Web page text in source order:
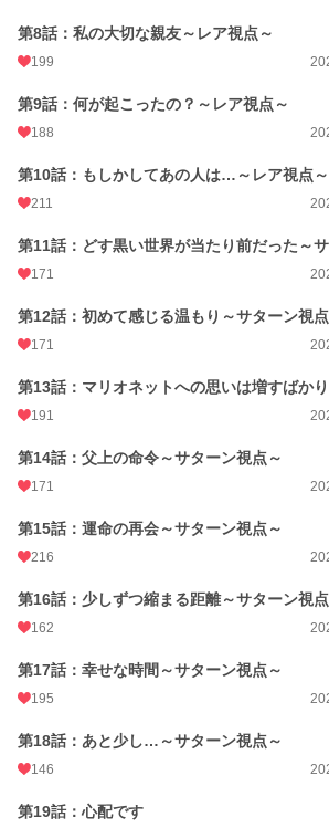
更新日時
初回公開日時 2026.05.17 12:36
初回完結日時
週間ポイント 2,205 pt (4,434 位)
月間ポイント
年間ポイント 139,770 pt (4,444 位)
第8話：私の大切な親友～レア視点～
199
第9話：何が起こったの？～レア視点～
188
第10話：もしかしてあの人は…～レア視点～
211
第11話：どす黒い世界が当たり前だった～
171
第12話：初めて感じる温もり～サターン視
171
第13話：マリオネットへの思いは増すばか
191
第14話：父上の命令～サターン視点～
171
第15話：運命の再会～サターン視点～
216
第16話：少しずつ縮まる距離～サターン視
162
第17話：幸せな時間～サターン視点～
195
第18話：あと少し…～サターン視点～
146
第19話：心配です